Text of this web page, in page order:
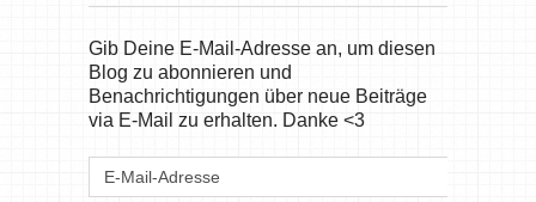
Gib Deine E-Mail-Adresse an, um diesen
Blog zu abonnieren und
Benachrichtigungen über neue Beiträge
via E-Mail zu erhalten. Danke <3
E-